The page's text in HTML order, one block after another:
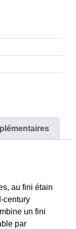
au fini étain
century
un fini
par